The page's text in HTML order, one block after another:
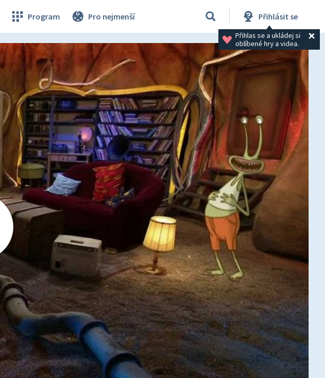
Program Pro nejmenší Přihlásit se
Přihlas se a ukládej si
oblíbené hry a videa.